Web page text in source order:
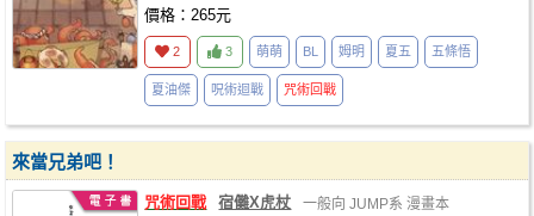
價格：265元
2 3 萌萌 BL 姆明 夏五 五條悟
夏油傑 呪術迴戰 咒術回戰
來當兄弟吧！
咒術回戰 宿儺X虎杖 一般向 JUMP系 漫畫本